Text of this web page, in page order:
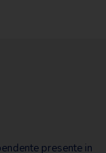
presente in